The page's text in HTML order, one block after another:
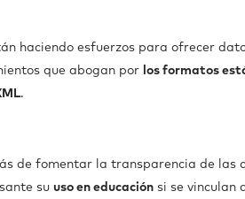
haciendo esfuerzos para ofrecer
que abogan por los formatos
.
de fomentar la transparencia de las
su uso en educación si se vinculan